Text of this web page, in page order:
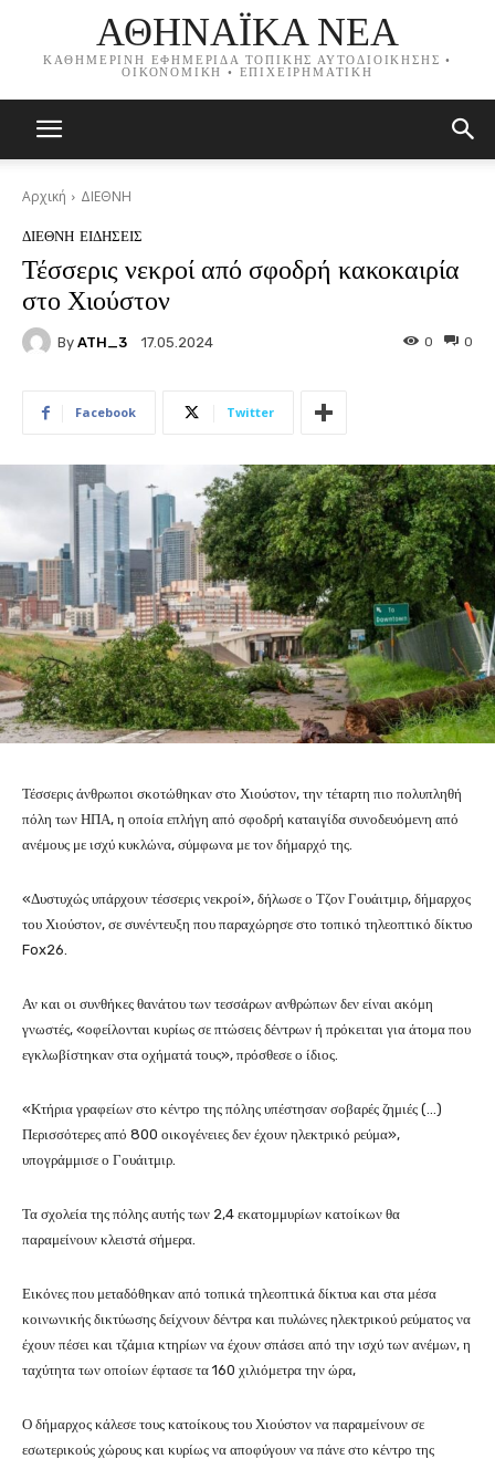
ΑΘΗΝΑΪΚΑ ΝΕΑ
ΚΑΘΗΜΕΡΙΝΗ ΕΦΗΜΕΡΙΔΑ ΤΟΠΙΚΗΣ ΑΥΤΟΔΙΟΙΚΗΣΗΣ •
ΟΙΚΟΝΟΜΙΚΗ • ΕΠΙΧΕΙΡΗΜΑΤΙΚΗ
Αρχική ΔΙΕΘΝΗ
ΔΙΕΘΝΗ ΕΙΔΗΣΕΙΣ
Τέσσερις νεκροί από σφοδρή κακοκαιρία
στο Χιούστον
By ATH_3 17.05.2024 0
0
Facebook Twitter
Τέσσερις άνθρωποι σκοτώθηκαν στο Χιούστον, την τέταρτη πιο πολυπληθή
πόλη των ΗΠΑ, η οποία επλήγη από σφοδρή καταιγίδα συνοδευόμενη από
ανέμους με ισχύ κυκλώνα, σύμφωνα με τον δήμαρχό της.
«Δυστυχώς υπάρχουν τέσσερις νεκροί», δήλωσε ο Τζον Γουάιτμιρ, δήμαρχος
του Χιούστον, σε συνέντευξη που παραχώρησε στο τοπικό τηλεοπτικό δίκτυο
Fox26.
Αν και οι συνθήκες θανάτου των τεσσάρων ανθρώπων δεν είναι ακόμη
γνωστές, «οφείλονται κυρίως σε πτώσεις δέντρων ή πρόκειται για άτομα που
εγκλωβίστηκαν στα οχήματά τους», πρόσθεσε ο ίδιος.
«Κτήρια γραφείων στο κέντρο της πόλης υπέστησαν σοβαρές ζημιές (…)
Περισσότερες από 800 οικογένειες δεν έχουν ηλεκτρικό ρεύμα»,
υπογράμμισε ο Γουάιτμιρ.
Τα σχολεία της πόλης αυτής των 2,4 εκατομμυρίων κατοίκων θα
παραμείνουν κλειστά σήμερα.
Εικόνες που μεταδόθηκαν από τοπικά τηλεοπτικά δίκτυα και στα μέσα
κοινωνικής δικτύωσης δείχνουν δέντρα και πυλώνες ηλεκτρικού ρεύματος να
έχουν πέσει και τζάμια κτηρίων να έχουν σπάσει από την ισχύ των ανέμων, η
ταχύτητα των οποίων έφτασε τα 160 χιλιόμετρα την ώρα,
Ο δήμαρχος κάλεσε τους κατοίκους του Χιούστον να παραμείνουν σε
εσωτερικούς χώρους και κυρίως να αποφύγουν να πάνε στο κέντρο της